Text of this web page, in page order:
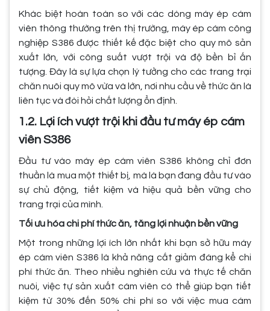
Khác biệt hoàn toàn so với các dòng máy ép cám
viên thông thường trên thị trường, máy ép cám công
nghiệp S386 được thiết kế đặc biệt cho quy mô sản
xuất lớn, với công suất vượt trội và độ bền bỉ ấn
tượng. Đây là sự lựa chọn lý tưởng cho các trang trại
chăn nuôi quy mô vừa và lớn, nơi nhu cầu về thức ăn là
liên tục và đòi hỏi chất lượng ổn định.
1.2. Lợi ích vượt trội khi đầu tư máy ép cám
viên S386
Đầu tư vào máy ép cám viên S386 không chỉ đơn
thuần là mua một thiết bị, mà là bạn đang đầu tư vào
sự chủ động, tiết kiệm và hiệu quả bền vững cho
trang trại của mình.
Tối ưu hóa chi phí thức ăn, tăng lợi nhuận bền vững
Một trong những lợi ích lớn nhất khi bạn sở hữu máy
ép cám viên S386 là khả năng cắt giảm đáng kể chi
phí thức ăn. Theo nhiều nghiên cứu và thực tế chăn
nuôi, việc tự sản xuất cám viên có thể giúp bạn tiết
kiệm từ 30% đến 50% chi phí so với việc mua cám